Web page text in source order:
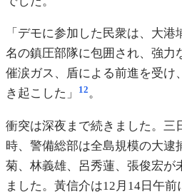
「デモに参加した民衆は、大
名の鎮圧部隊に包囲され、強力
催涙ガス、盾による前進を受け
き起こした」
12。
衝突は深夜まで続きました。三
時、警備総部は全島規模の大逮
菊、林義雄、呂秀蓮、張俊宏が
ました。黃信介は12月14日午